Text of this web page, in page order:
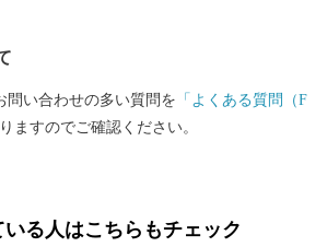
ざいます。 ・日出町にお住まいの方から
礼品の送付をいたしておりません。 【ワ
541-8790 大阪府大阪市中央区南
問い合わせの多い質問を 「よくある質問（F
ますのでご確認ください。
る人はこちらもチェック